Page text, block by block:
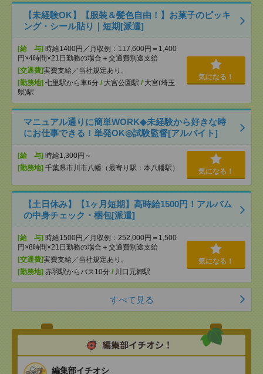
【未経験OK】【服装＆髪色自由！】お菓子のピッキ
ング・シール貼り｜短期[派遣]
[給 与] 時給1400円／月収例：117,600円＝1,400
円×4時間×21日勤務の場合＋交通費別途支給
[交通費]実費支給／当社規定あり。
[勤務地] 七里駅から車6分 / 大宮公園駅 / 大宮(埼玉
県)駅
気になる！
マニュアル通りに簡単WORK◆未経験から好きな時
にお仕事できる！単発OK◎試験監督[アルバイト]
[給 与] 時給1,300円～
[勤務地] 千葉県市川市八幡（最寄り駅：本八幡駅） 気になる！
【土日休み】【1ヶ月短期】高時給1500円！アルバム
の中身チェック・梱包[派遣]
[給 与] 時給1500円／月収例：252,000円＝1,500
円×8時間×21日勤務の場合＋交通費別途支給
[交通費]実費支給／当社規定あり。
[勤務地] 赤羽駅からバス10分 / 川口元郷駅
気になる！
すべて見る
編集部イチオシ